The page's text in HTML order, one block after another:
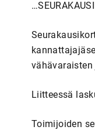
Liitteessä
Toimijoiden